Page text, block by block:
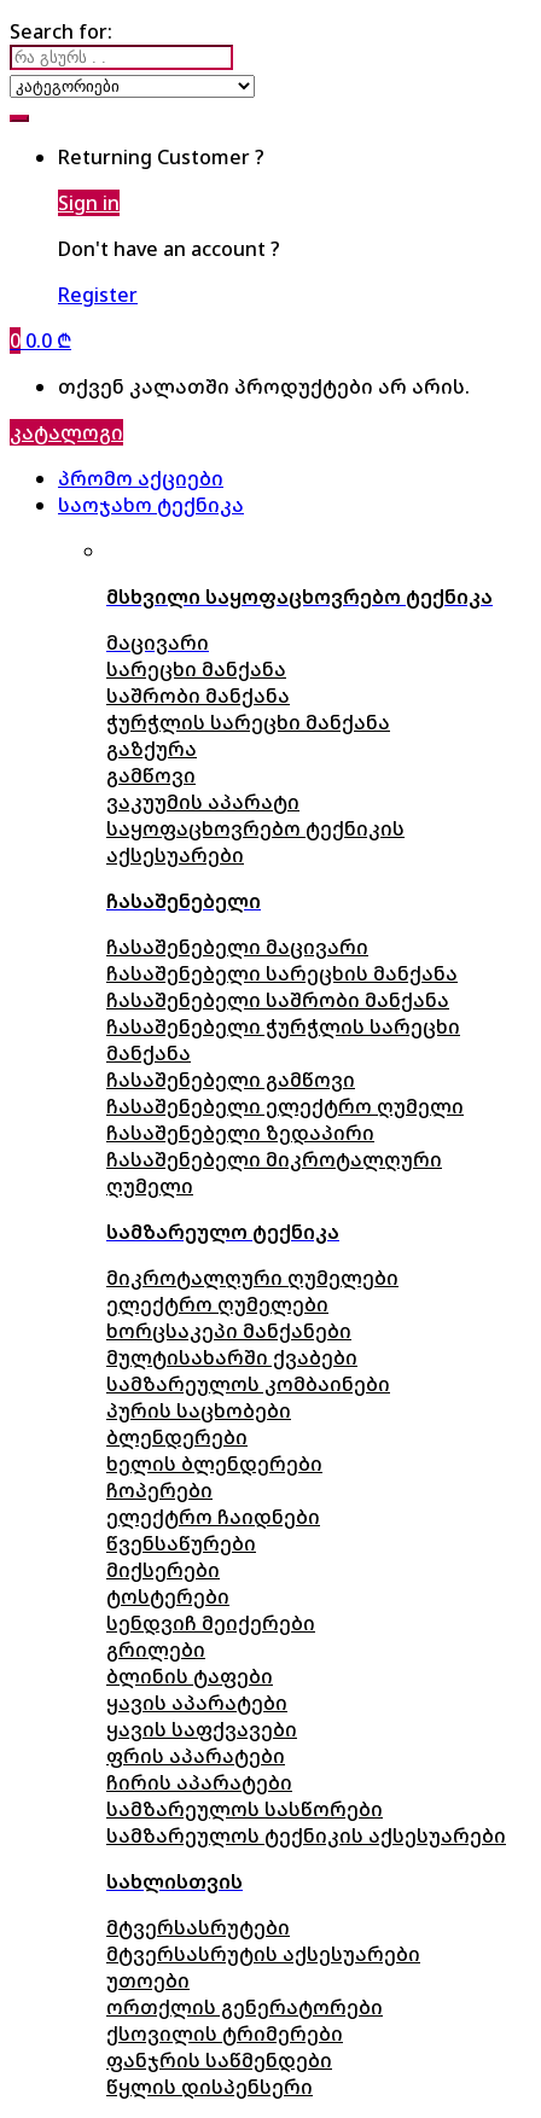
Search for:
Returning Customer ?
Sign in
Don't have an account ?
Register
0 0.0 ₾
თქვენ კალათში პროდუქტები არ არის.
კატალოგი
პრომო აქციები
საოჯახო ტექნიკა
მსხვილი საყოფაცხოვრებო ტექნიკა
მაცივარი
სარეცხი მანქანა
საშრობი მანქანა
ჭურჭლის სარეცხი მანქანა
გაზქურა
გამწოვი
ვაკუუმის აპარატი
საყოფაცხოვრებო ტექნიკის
აქსესუარები
ჩასაშენებელი
ჩასაშენებელი მაცივარი
ჩასაშენებელი სარეცხის მანქანა
ჩასაშენებელი საშრობი მანქანა
ჩასაშენებელი ჭურჭლის სარეცხი
მანქანა
ჩასაშენებელი გამწოვი
ჩასაშენებელი ელექტრო ღუმელი
ჩასაშენებელი ზედაპირი
ჩასაშენებელი მიკროტალღური
ღუმელი
სამზარეულო ტექნიკა
მიკროტალღური ღუმელები
ელექტრო ღუმელები
ხორცსაკეპი მანქანები
მულტისახარში ქვაბები
სამზარეულოს კომბაინები
პურის საცხობები
ბლენდერები
ხელის ბლენდერები
ჩოპერები
ელექტრო ჩაიდნები
წვენსაწურები
მიქსერები
ტოსტერები
სენდვიჩ მეიქერები
გრილები
ბლინის ტაფები
ყავის აპარატები
ყავის საფქვავები
ფრის აპარატები
ჩირის აპარატები
სამზარეულოს სასწორები
სამზარეულოს ტექნიკის აქსესუარები
სახლისთვის
მტვერსასრუტები
მტვერსასრუტის აქსესუარები
უთოები
ორთქლის გენერატორები
ქსოვილის ტრიმერები
ფანჯრის საწმენდები
წყლის დისპენსერი